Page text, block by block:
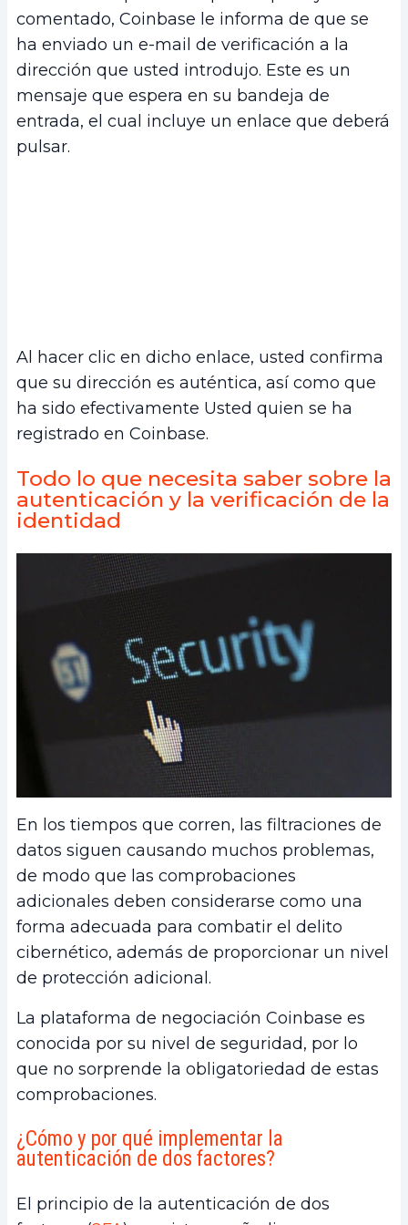
comentado, Coinbase le informa de que se
ha enviado un e-mail de verificación a la
dirección que usted introdujo. Este es un
mensaje que espera en su bandeja de
entrada, el cual incluye un enlace que deberá
pulsar.
Al hacer clic en dicho enlace, usted confirma
que su dirección es auténtica, así como que
ha sido efectivamente Usted quien se ha
registrado en Coinbase.
Todo lo que necesita saber sobre la
autenticación y la verificación de la
identidad
En los tiempos que corren, las filtraciones de
datos siguen causando muchos problemas,
de modo que las comprobaciones
adicionales deben considerarse como una
forma adecuada para combatir el delito
cibernético, además de proporcionar un nivel
de protección adicional.
La plataforma de negociación Coinbase es
conocida por su nivel de seguridad, por lo
que no sorprende la obligatoriedad de estas
comprobaciones.
¿Cómo y por qué implementar la
autenticación de dos factores?
El principio de la autenticación de dos